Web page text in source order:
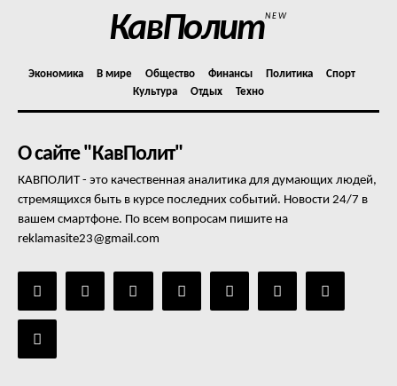
КавПолитNEW
Экономика В мире Общество Финансы Политика
Спорт
Культура
Отдых Техно
О сайте "КавПолит"
КАВПОЛИТ - это качественная аналитика для думающих людей,
стремящихся быть в курсе последних событий. Новости 24/7 в
вашем смартфоне. По всем вопросам пишите на
reklamasite23@gmail.com